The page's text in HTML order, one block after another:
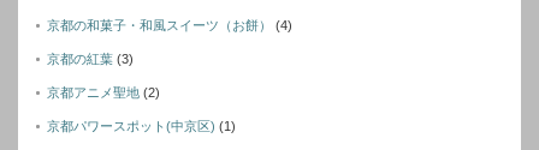
京都の和菓子・和風スイーツ（お餅） (4)
京都の紅葉 (3)
京都アニメ聖地 (2)
京都パワースポット(中京区) (1)